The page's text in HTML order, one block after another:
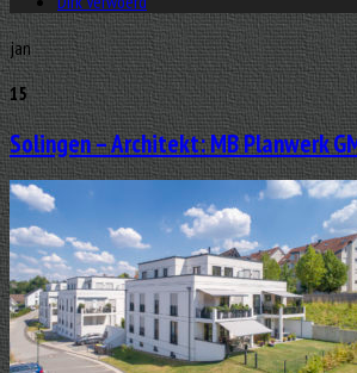
jan
15
Solingen – Architekt: MB Planwerk